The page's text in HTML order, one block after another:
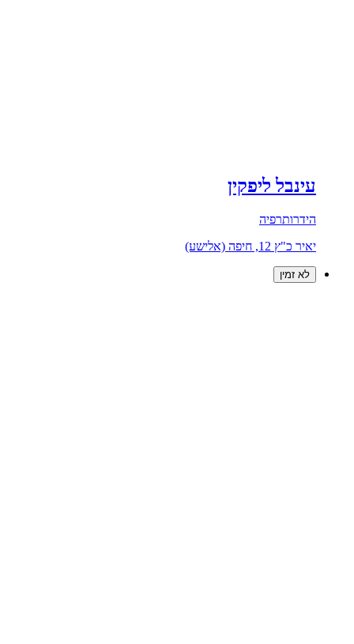
עינבל ליפקין
הידרותרפיה
יאיר כ"ץ 12, חיפה (אלישע)
לא זמין